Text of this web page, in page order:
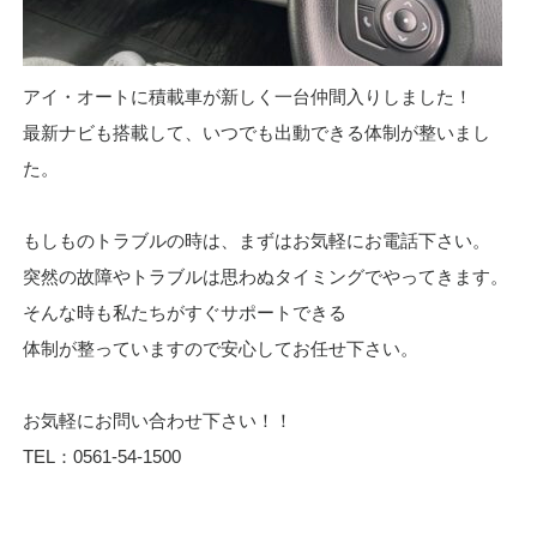
アイ・オートに積載車が新しく一台仲間入りしました！
最新ナビも搭載して、いつでも出動できる体制が整いまし
た。
もしものトラブルの時は、まずはお気軽にお電話下さい。
突然の故障やトラブルは思わぬタイミングでやってきます。
そんな時も私たちがすぐサポートできる
体制が整っていますので安心してお任せ下さい。
お気軽にお問い合わせ下さい！！
TEL：0561-54-1500